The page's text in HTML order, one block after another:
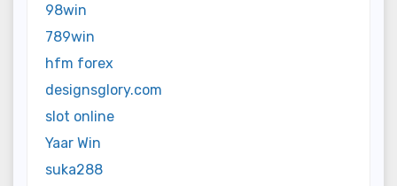
98win
789win
hfm forex
designsglory.com
slot online
Yaar Win
suka288